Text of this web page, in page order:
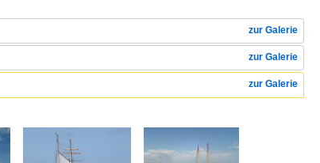
zur Galerie
zur Galerie
zur Galerie